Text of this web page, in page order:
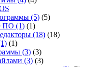
(5) (5)
ПО (1) (1)
(18) (18)
(1)
(3) (3)
(3) (3)